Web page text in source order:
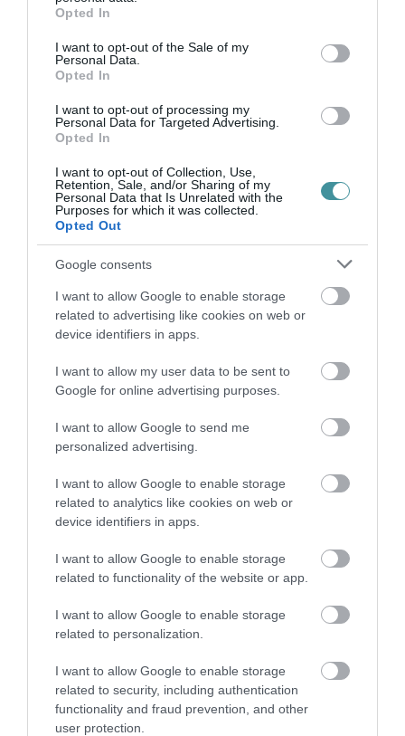
grant or deny consent to Google and its third-party tags to
use your data for below specified purposes in below Google
consent section.
Opted In
I want to opt-out of the Sale of my
Personal Data.
Opted In
I want to opt-out of processing my
Personal Data for Targeted Advertising.
Opted In
I want to opt-out of Collection, Use,
Retention, Sale, and/or Sharing of my
Personal Data that Is Unrelated with the
Purposes for which it was collected.
Opted Out
Google consents
I want to allow Google to enable storage
related to advertising like cookies on web or
device identifiers in apps.
I want to allow my user data to be sent to
Google for online advertising purposes.
I want to allow Google to send me
personalized advertising.
I want to allow Google to enable storage
related to analytics like cookies on web or
device identifiers in apps.
I want to allow Google to enable storage
related to functionality of the website or app.
I want to allow Google to enable storage
related to personalization.
I want to allow Google to enable storage
related to security, including authentication
functionality and fraud prevention, and other
user protection.
TATA ELBŰVÖLŐ LÁTVÁNYOSSÁGAI,
AMIKÉRT ÉRDEMES MEGNÉZNI
TELJESEN ÚJRAINDUL A P...
2026. augusztus 07|Mindenki ügye
TANULJ NÉMETÜL OTTHONRÓL: A
2026. augusztus 07|Promóció
ÚJRAINDULNAK A KORÁBBAN
LEÁLLÍTOTT SZOLGÁLTATÁSOK AZ EGRI...
TÍZ ÉVE NEM VOLT ILYEN ALACSONY AZ
2026. augusztus 07|Mindenki ügye
MINDHÁROM ÜTEMBEN DOLGOZNAK A 25-
ÖS FŐÚTON EGERBEN
2026. augusztus 07|Eger ügye